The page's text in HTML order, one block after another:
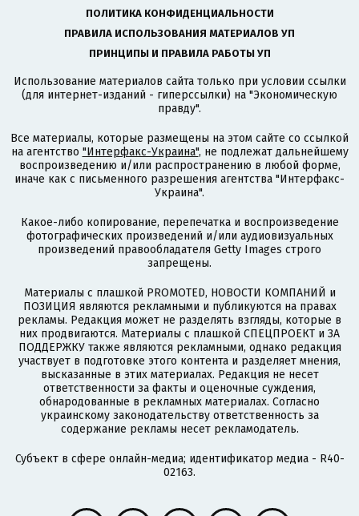
ПОЛИТИКА КОНФИДЕНЦИАЛЬНОСТИ
ПРАВИЛА ИСПОЛЬЗОВАНИЯ МАТЕРИАЛОВ УП
ПРИНЦИПЫ И ПРАВИЛА РАБОТЫ УП
Использование материалов сайта только при условии ссылки
(для интернет-изданий - гиперссылки) на "Экономическую
правду".
Все материалы, которые размещены на этом сайте со ссылкой
на агентство "Интерфакс-Украина", не подлежат дальнейшему
воспроизведению и/или распространению в любой форме,
иначе как с письменного разрешения агентства "Интерфакс-
Украина".
Какое-либо копирование, перепечатка и воспроизведение
фотографических произведений и/или аудиовизуальных
произведений правообладателя Getty Images строго
запрещены.
Материалы с плашкой PROMOTED, НОВОСТИ КОМПАНИЙ и
ПОЗИЦИЯ являются рекламными и публикуются на правах
рекламы. Редакция может не разделять взгляды, которые в
них продвигаются. Материалы с плашкой СПЕЦПРОЕКТ и ЗА
ПОДДЕРЖКУ также являются рекламными, однако редакция
участвует в подготовке этого контента и разделяет мнения,
высказанные в этих материалах. Редакция не несет
ответственности за факты и оценочные суждения,
обнародованные в рекламных материалах. Согласно
украинскому законодательству ответственность за
содержание рекламы несет рекламодатель.
Субъект в сфере онлайн-медиа; идентификатор медиа - R40-
02163.